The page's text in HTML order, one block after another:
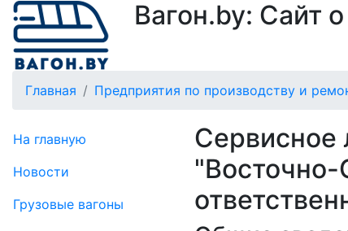
Вагон.by: Сайт
Главная Предприятия по производству и
На главную
Новости
Грузовые вагоны
Сервисное